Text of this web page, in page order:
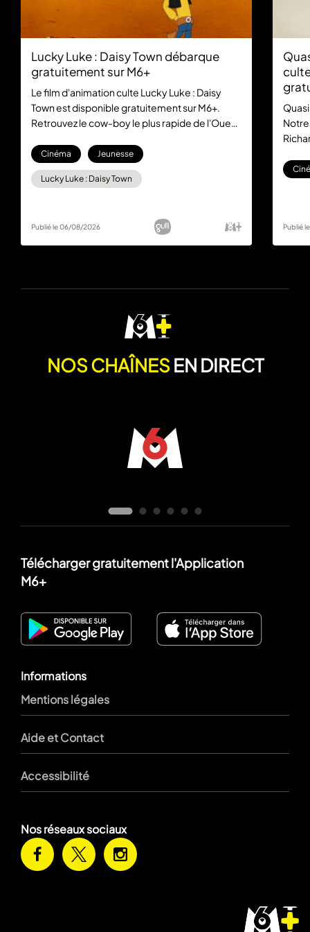
Lucky Luke : Daisy Town débarque
gratuitement sur M6+
Le film d'animation culte Lucky Luke : Daisy
Town est disponible gratuitement sur M6+.
Retrouvez le cow-boy le plus rapide de l'Ouest
abonnement.
Cinéma Jeunesse
Lucky Luke : Daisy Town
Publié le 06/08/2026 Publié
NOS CHAÎNESEN DIRECT
Télécharger gratuitement l'Application
M6+
Informations
Mentions légales
Aide et Contact
Accessibilité
Nos réseaux sociaux